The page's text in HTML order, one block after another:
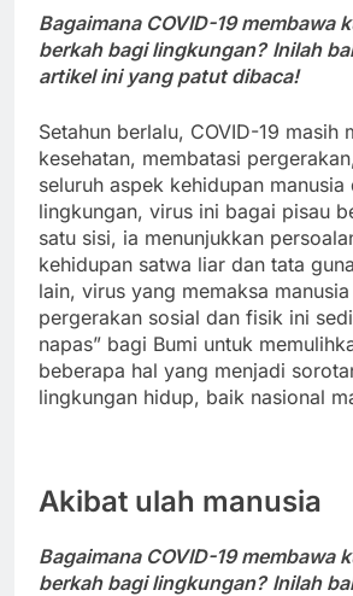
Bagaimana COVID-19 membawa
berkah bagi lingkungan? Inilah
artikel ini yang patut dibaca!
Setahun berlalu, COVID-19 masih
kesehatan, membatasi
seluruh aspek kehidupan manusia
lingkungan, virus ini bagai pisau
satu sisi, ia menunjukkan
kehidupan satwa liar dan tata
lain, virus yang memaksa
pergerakan sosial dan fisik ini
napas” bagi Bumi untuk
beberapa hal yang menjadi
lingkungan hidup, baik nasional
Akibat ulah manusia
Bagaimana COVID-19 membawa
berkah bagi lingkungan? Inilah